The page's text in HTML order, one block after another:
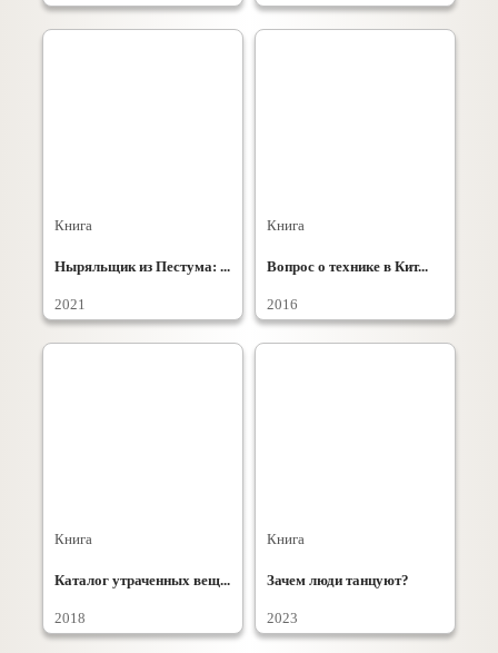
Книга
Ныряльщик из Пестума: ...
2021
Книга
Вопрос о технике в Кит...
2016
Книга
Каталог утраченных вещ...
2018
Книга
Зачем люди танцуют?
2023